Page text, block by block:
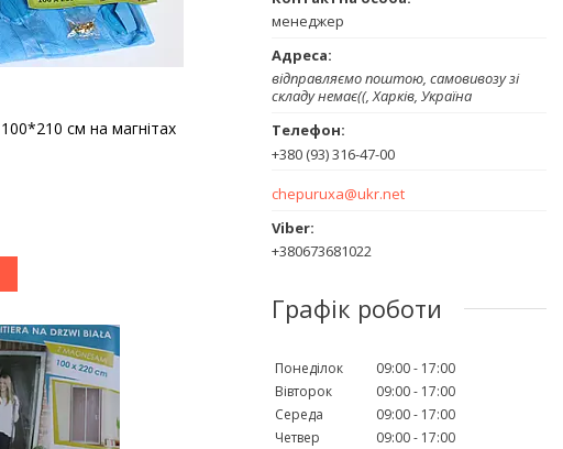
см на магнітах
менеджер
відправляємо поштою, самовивозу зі
складу немає((, Харків, Україна
+380 (93) 316-47-00
chepuruxa@ukr.net
+380673681022
Графік роботи
Понеділок 09:00
17:00
Вівторок
09:00
17:00
Середа
09:00
17:00
Четвер
09:00
17:00